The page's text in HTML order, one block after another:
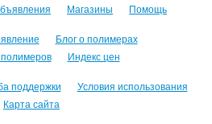
Магазины Помощь
Блог о полимерах
Индекс цен
поддержки
Условия использования
Карта сайта